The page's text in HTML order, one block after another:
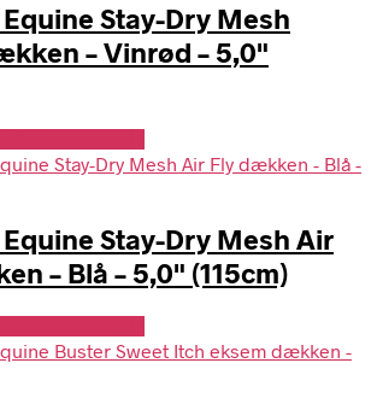
Stay-Dry Mesh
– Vinrød – 5,0"
Stay-Dry Mesh Air
– Blå – 5,0" (115cm)